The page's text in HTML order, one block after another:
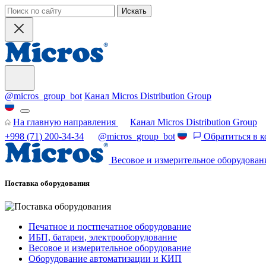
Искать
@micros_group_bot Канал Micros Distribution Group
На главную направления
Канал Micros Distribution Group
+998 (71) 200-34-34
@micros_group_bot Обратиться в
Весовое и измерительное
Поставка оборудования
Печатное и постпечатное оборудование
ИБП, батареи, электрооборудование
Весовое и измерительное оборудование
Оборудование автоматизации и КИП